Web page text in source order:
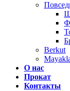
Berkut
О нас
Прокат
Контакты